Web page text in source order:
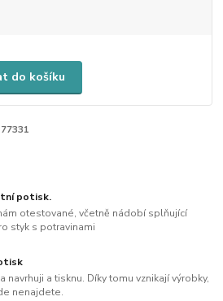
do košíku
potisk.
otestované, včetně nádobí splňující
styk s potravinami
navrhuji a tisknu. Díky tomu vznikají výrobky,
nenajdete.